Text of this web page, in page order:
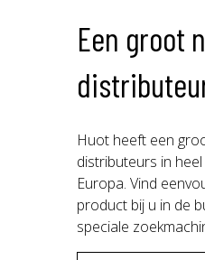
Een groot
Huot heeft een
distributeurs in
Europa. Vind
product bij u in de
speciale